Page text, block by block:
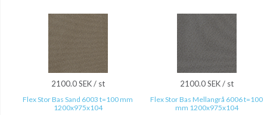
2100.0 SEK / st
Flex Stor Bas Sand 6003 t=100 mm
1200x975x104
2100.0 SEK / st
Flex Stor Bas Mellangrå 6006 t=100
mm 1200x975x104